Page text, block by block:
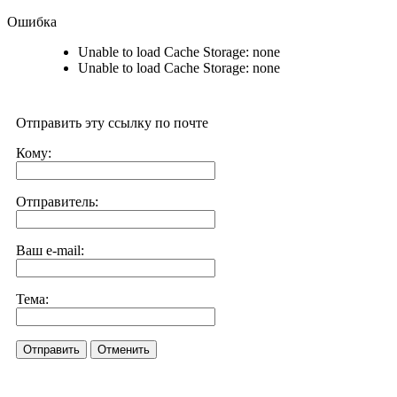
Ошибка
Unable to load Cache Storage: none
Unable to load Cache Storage: none
Отправить эту ссылку по почте
Кому:
Отправитель:
Ваш e-mail:
Тема:
Отправить Отменить